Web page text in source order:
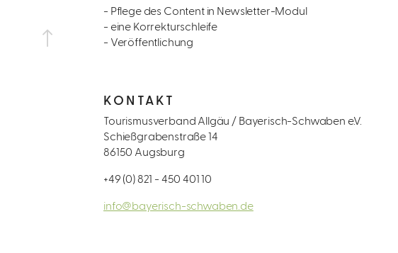
- Pflege des Content in Newsletter-Modul
- eine Korrekturschleife
- Veröffentlichung
KONTAKT
Tourismusverband Allgäu / Bayerisch-Schwaben e.V.
Schießgrabenstraße 14
86150 Augsburg
+49 (0) 821 - 450 401 10
info@bayerisch-schwaben.de